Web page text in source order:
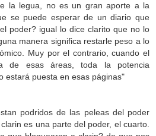
la legua, no es un gran aporte a la
se puede esperar de un diario que
poder? igual lo dice clarito que no lo
manera significa restarle peso a lo
Muy por el contrario, cuando el
de esas áreas, toda la potencia
estará puesta en esas páginas"
podridos de las peleas del poder
es una parte del poder, el cuarto.